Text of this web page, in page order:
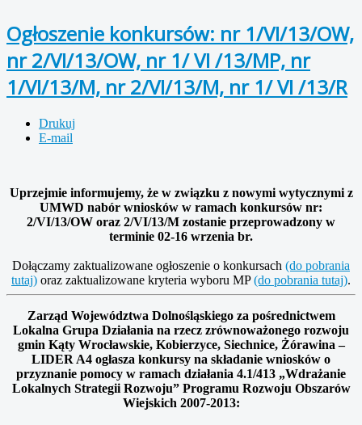
Ogłoszenie konkursów: nr 1/VI/13/OW,
nr 2/VI/13/OW, nr 1/ VI /13/MP, nr
1/VI/13/M, nr 2/VI/13/M, nr 1/ VI /13/R
Drukuj
E-mail
Uprzejmie informujemy, że w związku z nowymi wytycznymi z
UMWD nabór wniosków w ramach konkursów nr:
2/VI/13/OW oraz 2/VI/13/M zostanie przeprowadzony w
terminie 02-16 wrzenia br.
Dołączamy zaktualizowane ogłoszenie o konkursach (do pobrania
tutaj) oraz zaktualizowane kryteria wyboru MP(do pobrania tutaj).
Zarząd Województwa Dolnośląskiego za pośrednictwem
Lokalna Grupa Działania na rzecz zrównoważonego rozwoju
gmin Kąty Wrocławskie, Kobierzyce, Siechnice, Żórawina –
LIDER A4 ogłasza konkursy na składanie wniosków o
przyznanie pomocy w ramach działania 4.1/413 „Wdrażanie
Lokalnych Strategii Rozwoju” Programu Rozwoju Obszarów
Wiejskich 2007-2013: